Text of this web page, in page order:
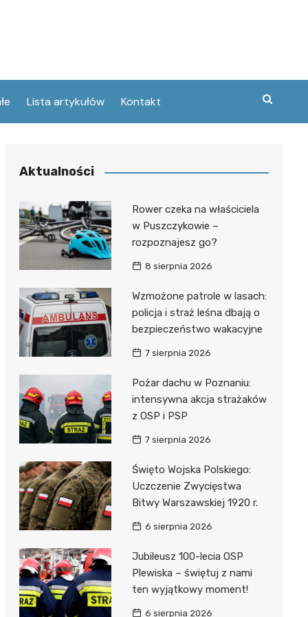
Lista artykułów Kontakt
Aktualności
Rower czeka na właściciela
w Puszczykowie –
rozpoznajesz go?
8 sierpnia 2026
Wzmożone patrole w lasach:
policja i straż leśna dbają o
bezpieczeństwo wakacyjne
7 sierpnia 2026
Pożar dachu w Poznaniu:
intensywna akcja strażaków
z OSP i PSP
7 sierpnia 2026
Święto Wojska Polskiego:
Uczczenie Zwycięstwa
Bitwy Warszawskiej 1920 r.
6 sierpnia 2026
Jubileusz 100-lecia OSP
Plewiska – świętuj z nami
ten wyjątkowy moment!
6 sierpnia 2026